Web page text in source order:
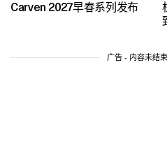
Carven 2027早春系列发布
广告 - 内容未结